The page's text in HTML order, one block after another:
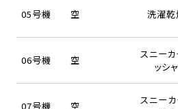
05号機 空 洗濯乾
06号機 空
スニー
ッシ
07号機 空
スニー